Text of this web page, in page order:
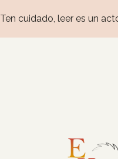
Ten cuidado, leer es un